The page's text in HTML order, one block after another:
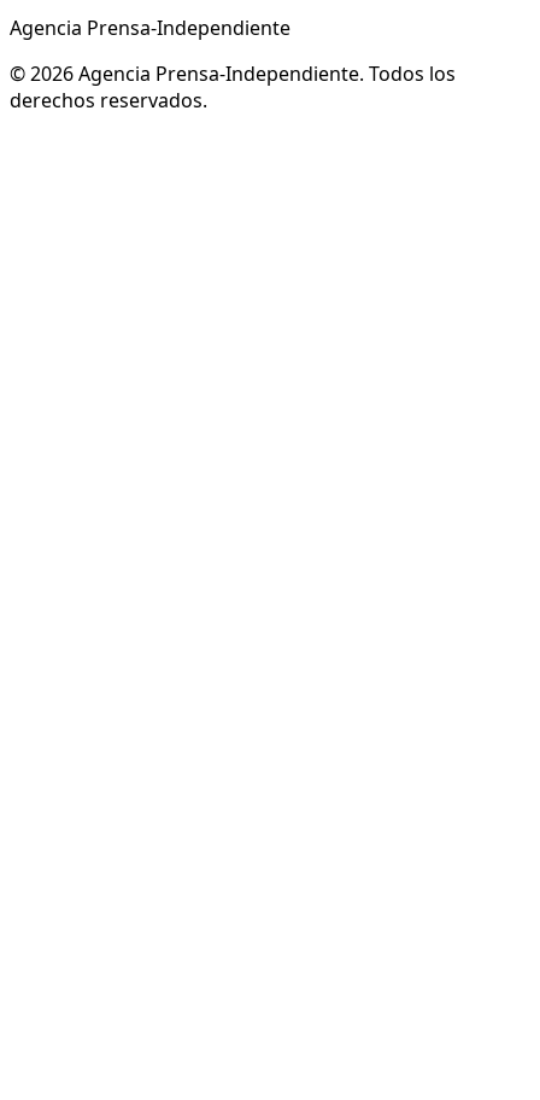
Agencia Prensa-Independiente
© 2026 Agencia Prensa-Independiente. Todos los
derechos reservados.